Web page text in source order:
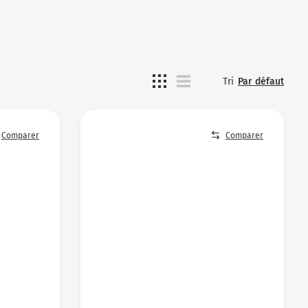
Tri Par défaut
Comparer Comparer